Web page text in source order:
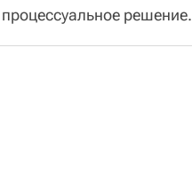
решение.